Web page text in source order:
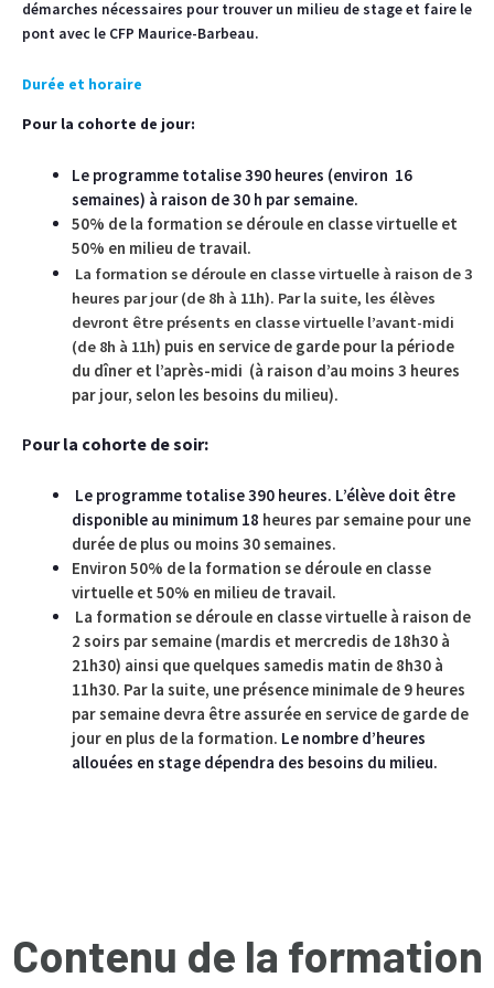
démarches nécessaires pour trouver un milieu de stage et faire le
pont avec le CFP Maurice-Barbeau.
Durée et horaire
Pour la cohorte de jour:
Le programme totalise 390 heures (environ 16
semaines) à raison de 30 h par semaine.
50% de la formation se déroule en classe virtuelle et
50% en milieu de travail.
La formation se déroule en classe virtuelle à raison de 3
heures par jour (de 8h à 11h). Par la suite, les élèves
devront être présents en classe virtuelle l’avant-midi
(de 8h à 11h) puis en service de garde pour la période
du dîner et l’après-midi (à raison d’au moins 3 heures
par jour, selon les besoins du milieu).
Pour la cohorte de soir:
Le programme totalise 390 heures. L’élève doit être
disponible au minimum 18 heures par semaine pour une
durée de plus ou moins 30 semaines.
Environ 50% de la formation se déroule en classe
virtuelle et 50% en milieu de travail.
La formation se déroule en classe virtuelle à raison de
2 soirs par semaine (mardis et mercredis de 18h30 à
21h30) ainsi que quelques samedis matin de 8h30 à
11h30. Par la suite, une présence minimale de 9 heures
par semaine devra être assurée en service de garde de
jour en plus de la formation. Le nombre d’heures
allouées en stage dépendra des besoins du milieu.
Contenu de la formation